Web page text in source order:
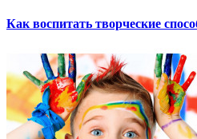
Как воспитать творческие